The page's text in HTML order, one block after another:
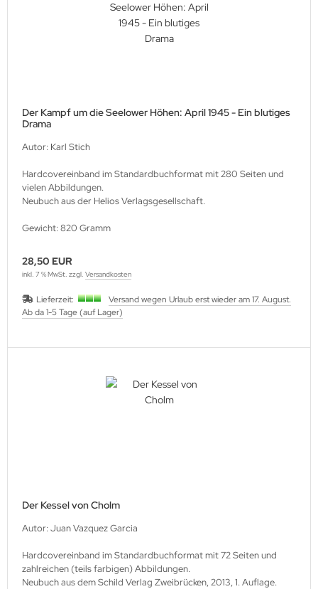
Der Kampf um die Seelower Höhen: April 1945 - Ein blutiges
Drama
Autor: Karl Stich
Hardcovereinband im Standardbuchformat mit 280 Seiten und
vielen Abbildungen.
Neubuch aus der Helios Verlagsgesellschaft.
Gewicht: 820 Gramm
28,50 EUR
inkl. 7 % MwSt. zzgl. Versandkosten
Lieferzeit:
Versand wegen Urlaub erst wieder am 17. August.
Ab da 1-5 Tage (auf Lager)
Der Kessel von Cholm
Autor: Juan Vazquez Garcia
Hardcovereinband im Standardbuchformat mit 72 Seiten und
zahlreichen (teils farbigen) Abbildungen.
Neubuch aus dem Schild Verlag Zweibrücken, 2013, 1. Auflage.